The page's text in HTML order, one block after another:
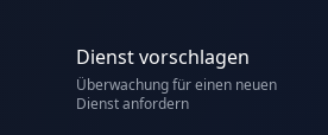
Dienst vorschlagen
Überwachung für einen neuen
Dienst anfordern